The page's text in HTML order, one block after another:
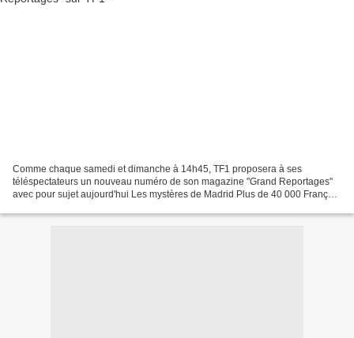
Comme chaque samedi et dimanche à 14h45, TF1 proposera à ses
téléspectateurs un nouveau numéro de son magazine "Grand Reportages"
avec pour sujet aujourd'hui Les mystères de Madrid Plus de 40 000 Français